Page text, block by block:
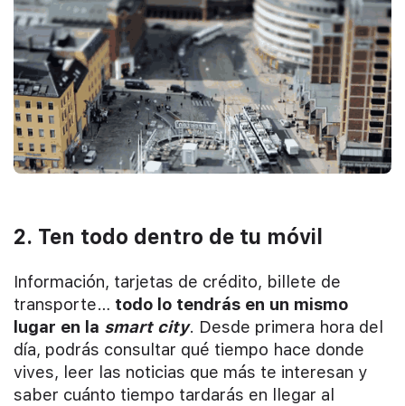
2. Ten todo dentro de tu móvil
Información, tarjetas de crédito, billete de
transporte… todo lo tendrás en un mismo
lugar en la smart city. Desde primera hora del
día, podrás consultar qué tiempo hace donde
vives, leer las noticias que más te interesan y
saber cuánto tiempo tardarás en llegar al